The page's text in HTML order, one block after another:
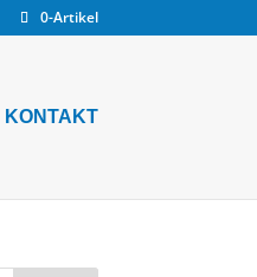
0-Artikel
KONTAKT